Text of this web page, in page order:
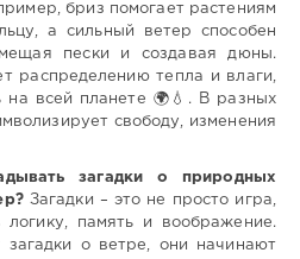
бриз помогает растениям
а сильный ветер способен
пески и создавая дюны.
распределению тепла и влаги,
на всей планете 🌍💧. В разных
свободу, изменения
загадки о природных
Загадки – это не просто игра,
логику, память и воображение.
загадки о ветре, они начинают